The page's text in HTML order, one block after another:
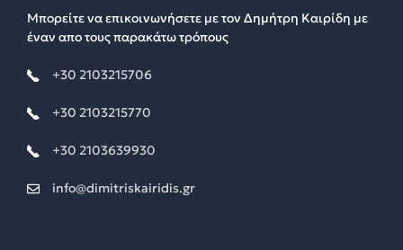
Μπορείτε να επικοινωνήσετε με τον Δημήτρη Καιρίδη με
έναν απο τους παρακάτω τρόπους
+30 2103215706
+30 2103215770
+30 2103639930
info@dimitriskairidis.gr